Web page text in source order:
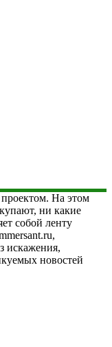
На этом
ни какие
собой ленту
искажения,
новостей